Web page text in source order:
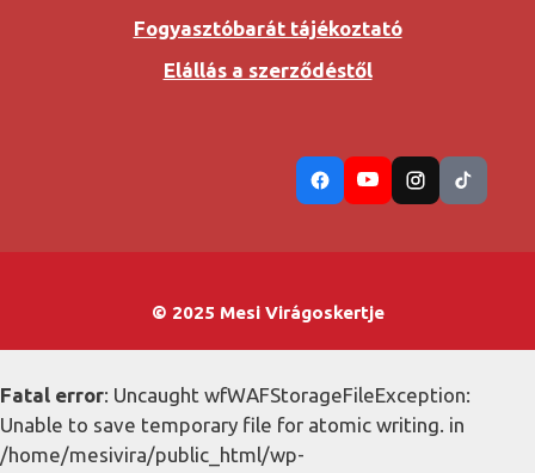
Fogyasztóbarát tájékoztató
Elállás a szerződéstől
© 2025 Mesi Virágoskertje
Fatal error: Uncaught wfWAFStorageFileException:
Unable to save temporary file for atomic writing. in
/home/mesivira/public_html/wp-